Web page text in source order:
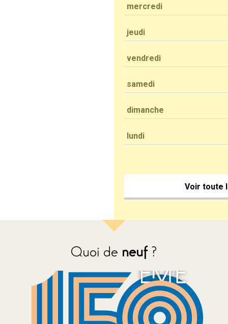
mercredi
jeudi
vendredi
samedi
dimanche
lundi
Voir toute
Quoi de neuf?